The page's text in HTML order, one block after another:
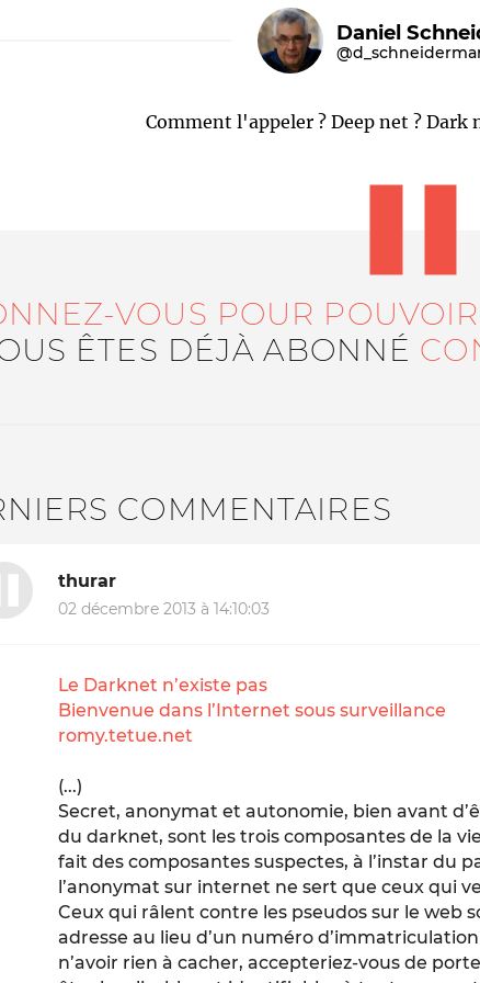
Daniel
Comment l'appeler ? Deep net ?
VOUS POUR
ÊTES DÉJÀ ABONNÉ
COMMENTAIRES
thurar
02 décembre 2013 à 14:10:03
Le Darknet n’existe pas
Bienvenue dans l’Internet sous surveillance
romy.tetue.net
(...)
Secret, anonymat et autonomie, bien avant
du darknet, sont les trois composantes de la
fait des composantes suspectes, à l’instar du
l’anonymat sur internet ne sert que ceux qui
Ceux qui râlent contre les pseudos sur le web
adresse au lieu d’un numéro
n’avoir rien à cacher, accepteriez-vous de